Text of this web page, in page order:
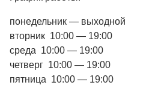
понедельник — выходной
вторник 10:00 — 19:00
среда 10:00 — 19:00
четверг 10:00 — 19:00
пятница 10:00 — 19:00